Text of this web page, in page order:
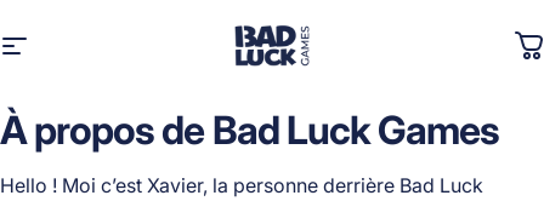
Navigation
Bad Luck Games
ÀproposdeBadLuckGames
Hello ! Moi c’est Xavier, la personne derrière Bad Luck